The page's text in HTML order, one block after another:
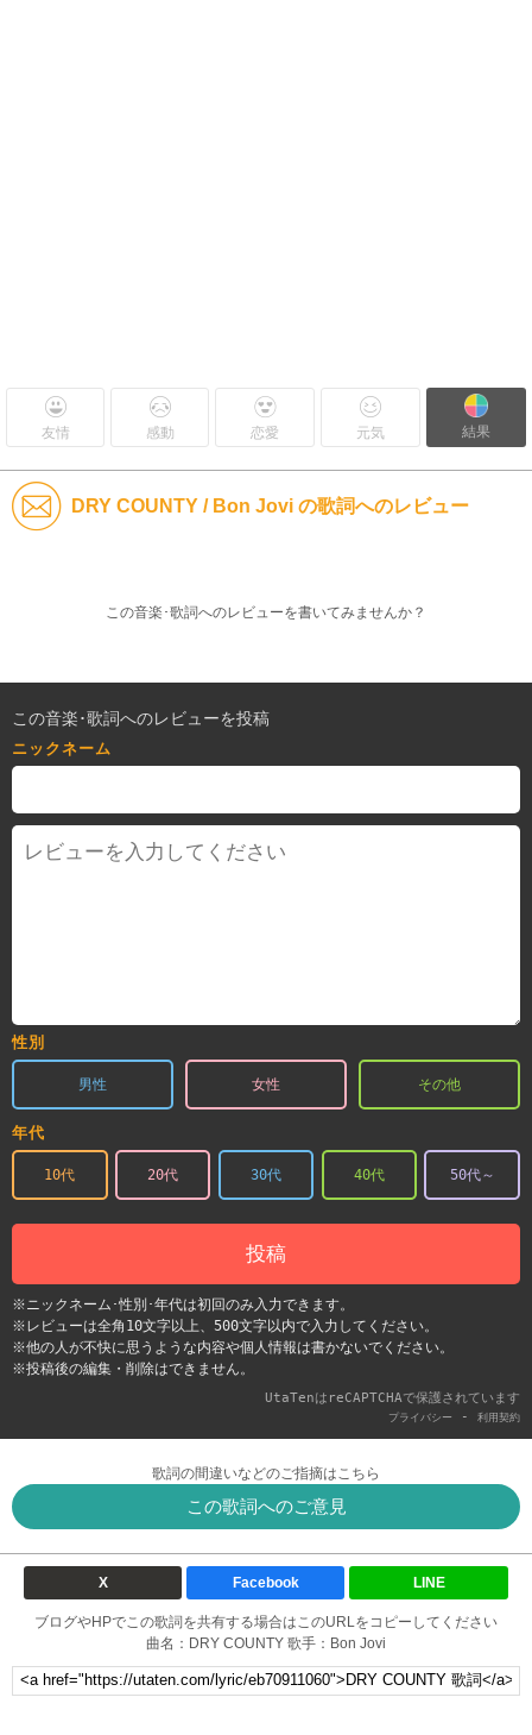
友情 感動 恋愛 元気 結果
DRY COUNTY / Bon Jovi の歌詞へのレビュー
この音楽･歌詞へのレビューを書いてみませんか？
この音楽･歌詞へのレビューを投稿
ニックネーム
性別
男性 女性 その他
年代
10代 20代 30代 40代 50代～
投稿
※ニックネーム･性別･年代は初回のみ入力できます。
※レビューは全角10文字以上、500文字以内で入力してください。
※他の人が不快に思うような内容や個人情報は書かないでください。
※投稿後の編集・削除はできません。
UtaTenはreCAPTCHAで保護されています
プライバシー - 利用契約
歌詞の間違いなどのご指摘はこちら
この歌詞へのご意見
X Facebook LINE
ブログやHPでこの歌詞を共有する場合はこのURLをコピーしてください
曲名：DRY COUNTY 歌手：Bon Jovi